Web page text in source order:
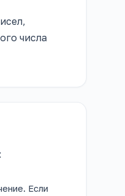
числа
Если